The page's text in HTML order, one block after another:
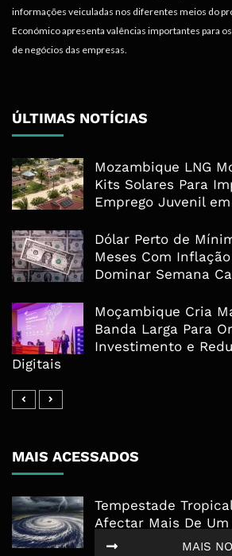
MAIS
informações veiculadas nos diferentes meios do
Económico apresenta valências importantes para
de negócios das empresas.
ÚLTIMAS NOTÍCIAS
Mozambique LNG
Kits Solares Para
Emprego Juvenil
Dólar Perto de
Meses Com
Dominar Semana
Moçambique Cria
Banda Larga Para
Investimento e
Digitais
MAIS ACESSADOS
Tempestade
Afectar Mais De
Pessoas No Centro